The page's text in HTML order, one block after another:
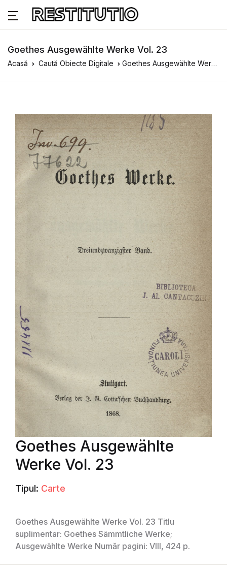
Goethes Ausgewählte Werke Vol. 23
Acasă Caută Obiecte Digitale Goethes Ausgewählte Werke Vol. 23
Goethes Ausgewählte
Werke Vol. 23
Tipul: Carte
Goethes Ausgewählte Werke Vol. 23 Titlu
suplimentar: Goethes Sämmtliche Werke;
Ausgewählte Werke Număr pagini: VIII, 424 p.